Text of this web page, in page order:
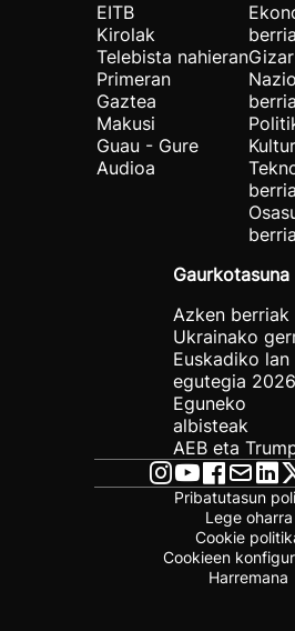
EITB
Kirolak
Telebista nahieran
Primeran
Gaztea
Makusi
Guau - Gure
Audioa
Gaurkotasuna
Azken berriak
Ukrainako
Euskadiko lan
egutegia 2026
Eguneko
albisteak
AEB eta
Pribatutasun
Lege oharra
Cookie
Cookieen
Harremana